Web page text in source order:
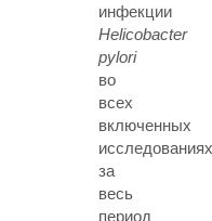
инфекции
Helicobacter
pylori
во
всех
включенных
исследованиях
за
весь
период